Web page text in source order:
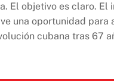
El objetivo es claro. El
una oportunidad para
cubana tras 67